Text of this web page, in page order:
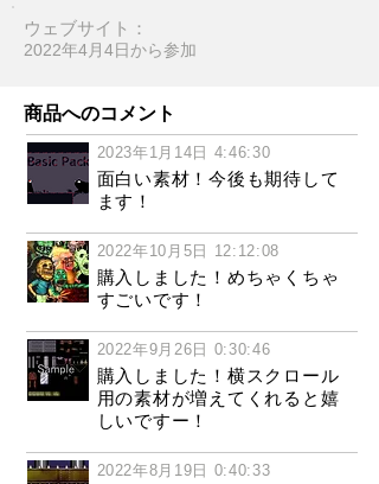
ウェブサイト：
2022年4月4日​から参加
商品へのコメント
2023年1月14日 4:46:30
面白い素材！今後も期待して
ます！
2022年10月5日 12:12:08
購入しました！めちゃくちゃ
すごいです！
2022年9月26日 0:30:46
購入しました！横スクロール
用の素材が増えてくれると嬉
しいですー！
2022年8月19日 0:40:33